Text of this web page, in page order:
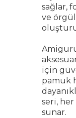
sağlar,
ve
için
pamuk
seri,
sunar.